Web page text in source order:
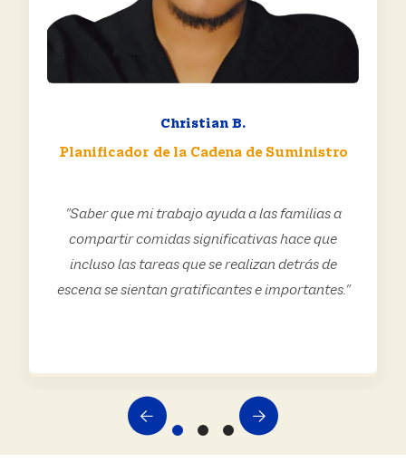
Christian B.
Planificador de la Cadena de Suministro
"Saber que mi trabajo ayuda a las familias a
compartir comidas significativas hace que
incluso las tareas que se realizan detrás de
escena se sientan gratificantes e importantes."